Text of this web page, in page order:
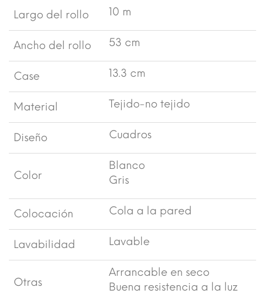
Largo del rollo 10 m
Ancho del rollo 53 cm
Case 13.3 cm
Material Tejido-no tejido
Diseño Cuadros
Color
Blanco
Gris
Colocación Cola a la pared
Lavabilidad Lavable
Otras
Arrancable en seco
Buena resistencia a la luz